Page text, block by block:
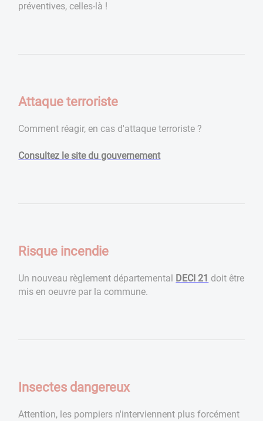
préventives, celles-là !
Attaque terroriste
Comment réagir, en cas d'attaque terroriste ?
Consultez le site du gouvernement
Risque incendie
Un nouveau règlement départemental DECI 21 doit être
mis en oeuvre par la commune.
Insectes dangereux
Attention, les pompiers n'interviennent plus forcément